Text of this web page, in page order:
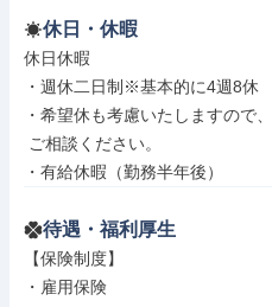
休日・休暇
休日休暇
・週休二日制※基本的に4週8休
・希望休も考慮いたしますので、
・有給休暇（勤務半年後）
待遇・福利厚生
【保険制度】
・雇用保険